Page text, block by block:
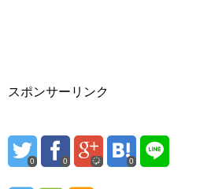
スポンサーリンク
0 0 0